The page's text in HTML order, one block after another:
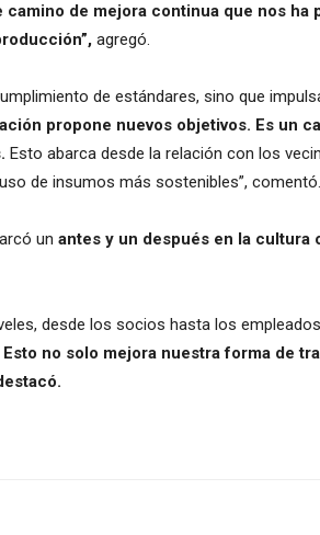
camino de mejora continua que nos ha
agregó.
de estándares, sino que
propone nuevos objetivos. Es un
Esto abarca desde la relación con los
de insumos más sostenibles”, comentó.
un antes y un después en la cultura
desde los socios hasta los
Esto no solo mejora nuestra forma de